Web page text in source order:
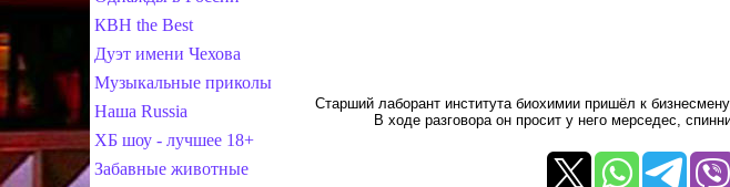
КВН the Best
Дуэт имени Чехова
Музыкальные приколы
Наша Russia
ХБ шоу - лучшее 18+
Забавные животные
Старший лаборант института биохимии пришёл к
В ходе разговора он просит у него мерседес,